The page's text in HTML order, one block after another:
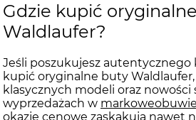
Gdzie kupić
Waldlaufer?
Jeśli poszukujesz
kupić oryginalne buty
klasycznych modeli oraz nowości
wyprzedażach w
okazje cenowe zaskakują nawet